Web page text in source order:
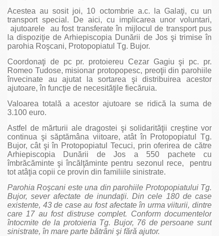
Acestea au sosit joi, 10 octombrie a.c. la Galaţi, cu un
transport special. De aici, cu implicarea unor voluntari,
ajutoarele au fost transferate în mijlocul de transport pus
la dispoziţie de Arhiepiscopia Dunării de Jos şi trimise în
parohia Roşcani, Protopopiatul Tg. Bujor.
Coordonaţi de pc pr. protoiereu Cezar Gagiu şi pc. pr.
Romeo Tudose, misionar protopopesc, preoţii din parohiile
învecinate au ajutat la sortarea şi distribuirea acestor
ajutoare, în funcţie de necesităţile fiecăruia.
Valoarea totală a acestor ajutoare se ridică la suma de
3.100 euro.
Astfel de mărturii ale dragostei şi solidarităţii creştine vor
continua şi săptămâna viitoare, atât în Protopopiatul Tg.
Bujor, cât şi în Protopopiatul Tecuci, prin oferirea de către
Arhiepiscopia Dunării de Jos a 550 pachete cu
îmbrăcăminte şi încălţăminte pentru sezonul rece, pentru
tot atâţia copii ce provin din familiile sinistrate.
Parohia Roşcani este una din parohiile Protopopiatului Tg.
Bujor, sever afectate de inundaţii. Din cele 180 de case
existente, 43 de case au fost afectate în urma viiturii, dintre
care 17 au fost distruse complet. Conform documentelor
întocmite de la protoieria Tg. Bujor, 76 de persoane sunt
sinistrate, în mare parte bătrâni şi fără ajutor.